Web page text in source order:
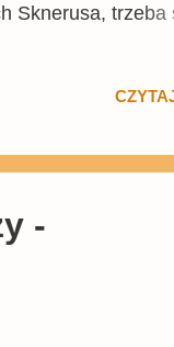
Sknerusa, trzeba
to nigdy wprost
-